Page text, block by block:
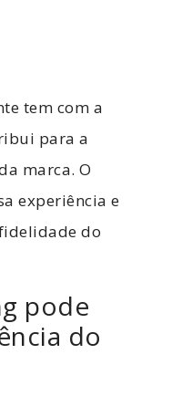
tem com a
para a
marca. O
experiência e
do
pode
do